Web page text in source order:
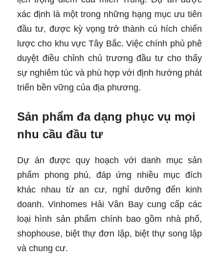
xác định là một trong những hạng mục ưu tiên
đầu tư, được kỳ vọng trở thành cú hích chiến
lược cho khu vực Tây Bắc. Việc chính phủ phê
duyệt điều chỉnh chủ trương đầu tư cho thấy
sự nghiêm túc và phù hợp với định hướng phát
triển bền vững của địa phương.
Sản phẩm đa dạng phục vụ mọi
nhu cầu đầu tư
Dự án được quy hoạch với danh mục sản
phẩm phong phú, đáp ứng nhiều mục đích
khác nhau từ an cư, nghỉ dưỡng đến kinh
doanh. Vinhomes Hải Vân Bay cung cấp các
loại hình sản phẩm chính bao gồm nhà phố,
shophouse, biệt thự đơn lập, biệt thự song lập
và chung cư.